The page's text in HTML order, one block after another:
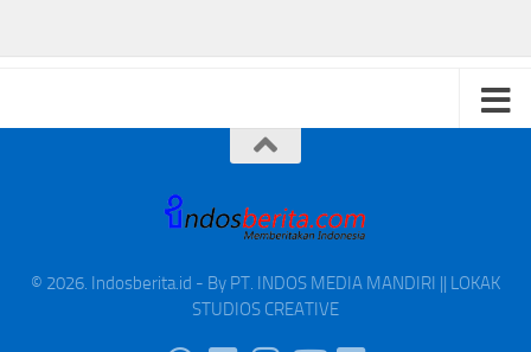
© 2026. Indosberita.id - By PT. INDOS MEDIA MANDIRI || LOKAK
STUDIOS CREATIVE